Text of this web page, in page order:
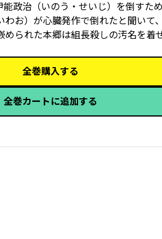
政治（いのう・せいじ）を倒すた
お）が心臓発作で倒れたと聞いて
められた本郷は組長殺しの汚名を
全巻購入する
全巻カートに追加する